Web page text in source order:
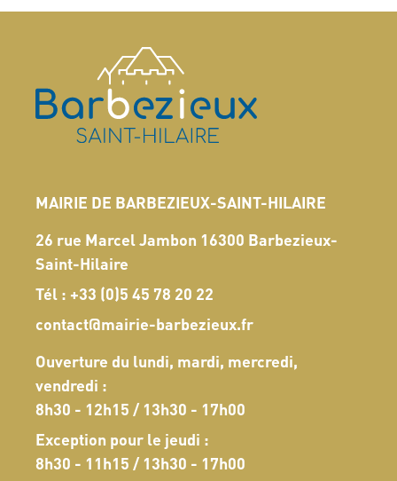
MAIRIE DE BARBEZIEUX-SAINT-HILAIRE
26 rue Marcel Jambon 16300 Barbezieux-
Saint-Hilaire
Tél : +33 (0)5 45 78 20 22
contact@mairie-barbezieux.fr
Ouverture du lundi, mardi, mercredi,
vendredi :
8h30 - 12h15 / 13h30 - 17h00
Exception pour le jeudi :
8h30 - 11h15 / 13h30 - 17h00